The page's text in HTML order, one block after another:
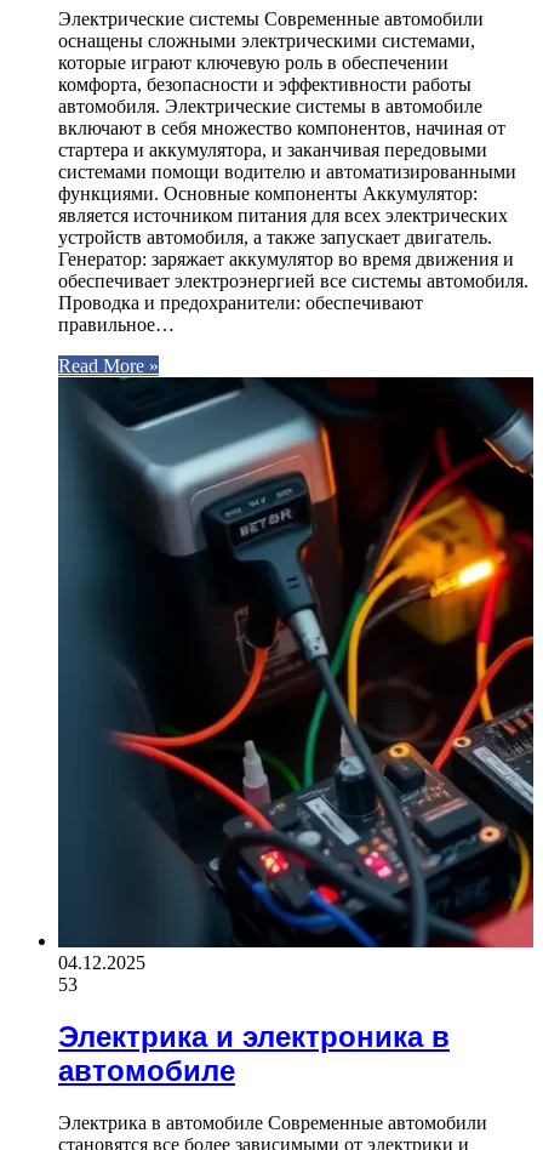
Электрические системы Современные автомобили
оснащены сложными электрическими системами,
которые играют ключевую роль в обеспечении
комфорта, безопасности и эффективности работы
автомобиля. Электрические системы в автомобиле
включают в себя множество компонентов, начиная от
стартера и аккумулятора, и заканчивая передовыми
системами помощи водителю и автоматизированными
функциями. Основные компоненты Аккумулятор:
является источником питания для всех электрических
устройств автомобиля, а также запускает двигатель.
Генератор: заряжает аккумулятор во время движения и
обеспечивает электроэнергией все системы автомобиля.
Проводка и предохранители: обеспечивают
правильное…
Read More »
04.12.2025
53
Электрика и электроника в
автомобиле
Электрика в автомобиле Современные автомобили
становятся все более зависимыми от электрики и